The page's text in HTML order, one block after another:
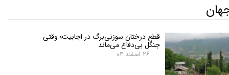
قطع درختان سوزنی‌برگ در اجابیت؛ وقتی
جنگل بی‌دفاع می‌ماند
۲۶ اسفند ۰۴